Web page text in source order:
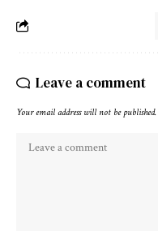
Leave a comment
Your email address will not be published.